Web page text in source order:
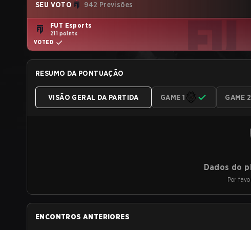
SEU VOTO 942 Previsões
FUT Esports
211 points
VOTED
RESUMO DA PONTUAÇÃO
VISÃO GERAL DA PARTIDA GAME 1 GAME 2
Dados do
Por
ENCONTROS ANTERIORES